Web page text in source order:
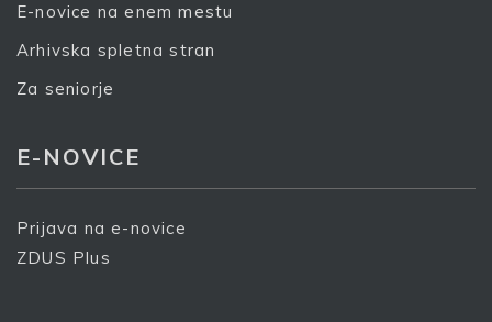
E-novice na enem mestu
Arhivska spletna stran
Za seniorje
E-NOVICE
Prijava na e-novice
ZDUS Plus